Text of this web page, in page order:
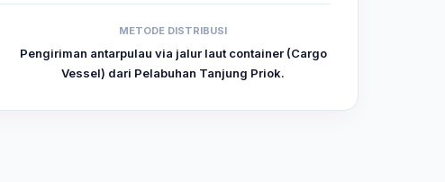
METODE DISTRIBUSI
Pengiriman antarpulau via jalur laut container (Cargo
Vessel) dari Pelabuhan Tanjung Priok.